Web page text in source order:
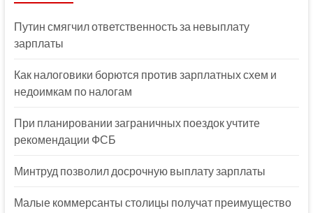
Путин смягчил ответственность за невыплату
зарплаты
Как налоговики борются против зарплатных схем и
недоимкам по налогам
При планировании заграничных поездок учтите
рекомендации ФСБ
Минтруд позволил досрочную выплату зарплаты
Малые коммерсанты столицы получат преимущество